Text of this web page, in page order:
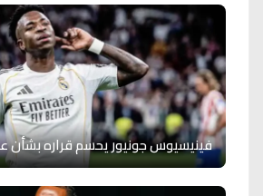
فينيسيوس جونيور يحسم قراره بشأن